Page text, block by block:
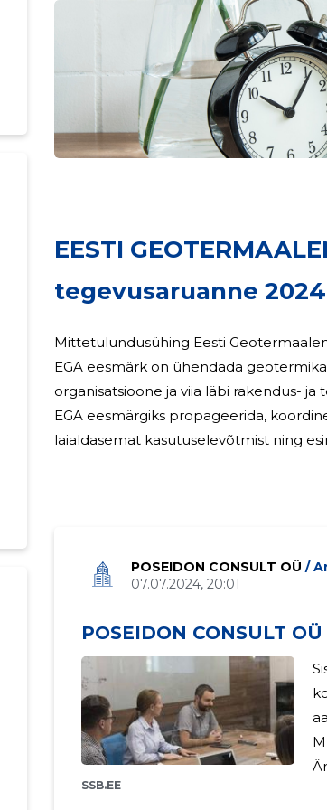
EESTI
tegevusaruanne 2024
Mittetulundusühing Eesti
EGA eesmärk on ühendada
organisatsioone ja viia läbi rakendus- ja
EGA eesmärgiks propageerida,
laialdasemat kasutuselevõtmist ning
POSEIDON CONSULT OÜ /
07.07.2024, 20:01
POSEIDON CONSULT
SSB.EE